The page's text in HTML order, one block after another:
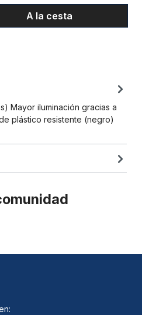
introduce la
A la cesta
Mayor iluminación gracias a
plástico resistente (negro)